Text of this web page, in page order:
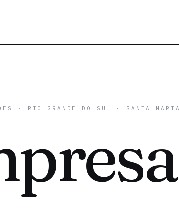
· RIO GRANDE DO SUL · SANTA MARIA